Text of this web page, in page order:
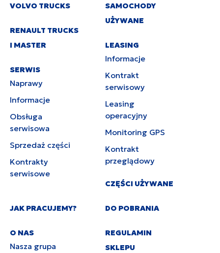
VOLVO TRUCKS
RENAULT TRUCKS
I MASTER
SERWIS
Naprawy
Informacje
Obsługa
serwisowa
Sprzedaż części
Kontrakty
serwisowe
SAMOCHODY
UŻYWANE
LEASING
Informacje
Kontrakt
serwisowy
Leasing
operacyjny
Monitoring GPS
Kontrakt
przeglądowy
CZĘŚCI UŻYWANE
JAK PRACUJEMY?
O NAS
Nasza grupa
DO POBRANIA
REGULAMIN
SKLEPU